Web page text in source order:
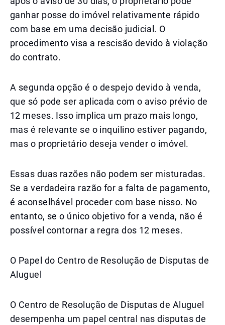
ganhar posse do imóvel relativamente rápido
com base em uma decisão judicial. O
procedimento visa a rescisão devido à violação
do contrato.
A segunda opção é o despejo devido à venda,
que só pode ser aplicada com o aviso prévio de
12 meses. Isso implica um prazo mais longo,
mas é relevante se o inquilino estiver pagando,
mas o proprietário deseja vender o imóvel.
Essas duas razões não podem ser misturadas.
Se a verdadeira razão for a falta de pagamento,
é aconselhável proceder com base nisso. No
entanto, se o único objetivo for a venda, não é
possível contornar a regra dos 12 meses.
O Papel do Centro de Resolução de Disputas de
Aluguel
O Centro de Resolução de Disputas de Aluguel
desempenha um papel central nas disputas de